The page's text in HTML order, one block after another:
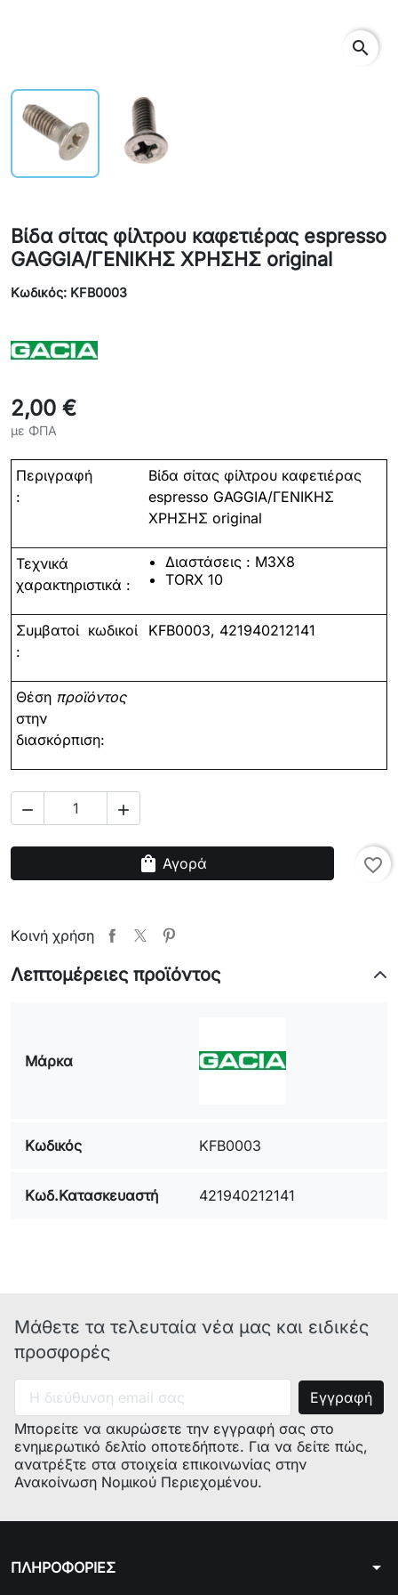
search
Βίδα σίτας φίλτρου καφετιέρας espresso
GAGGIA/ΓΕΝΙΚΗΣ ΧΡΗΣΗΣ original
Κωδικός: KFB0003
2,00 €
με ΦΠΑ
Περιγραφή
:
Βίδα σίτας φίλτρου καφετιέρας
espresso GAGGIA/ΓΕΝΙΚΗΣ
ΧΡΗΣΗΣ original
Τεχνικά
χαρακτηριστικά :
Διαστάσεις : M3X8
TORX 10
Συμβατοί κωδικοί
:
KFB0003, 421940212141
Θέση προϊόντος
στην
διασκόρπιση:
 
shopping_bag Αγορά favorite_border
Κοινή χρήση
Λεπτομέρειες προϊόντος
Μάρκα
Κωδικός KFB0003
Κωδ.Κατασκευαστή 421940212141
Μάθετε τα τελευταία νέα μας και ειδικές
προσφορές
Μπορείτε να ακυρώσετε την εγγραφή σας στο
ενημερωτικό δελτίο οποτεδήποτε. Για να δείτε πώς,
ανατρέξτε στα στοιχεία επικοινωνίας στην
Ανακοίνωση Νομικού Περιεχομένου.
ΠΛΗΡΟΦΟΡΙΕΣ arrow_drop_down